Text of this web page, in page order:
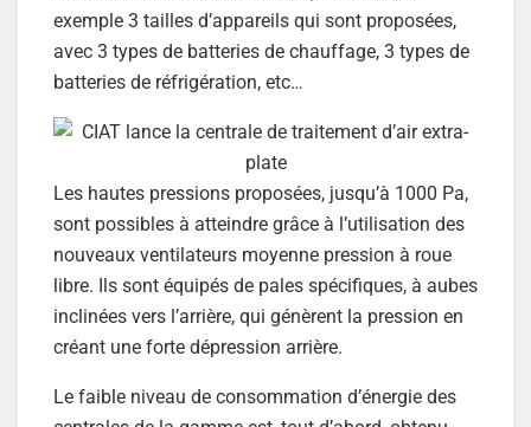
exemple 3 tailles d’appareils qui sont proposées,
avec 3 types de batteries de chauffage, 3 types de
batteries de réfrigération, etc…
Les hautes pressions proposées, jusqu’à 1000 Pa,
sont possibles à atteindre grâce à l’utilisation des
nouveaux ventilateurs moyenne pression à roue
libre. Ils sont équipés de pales spécifiques, à aubes
inclinées vers l’arrière, qui génèrent la pression en
créant une forte dépression arrière.
Le faible niveau de consommation d’énergie des